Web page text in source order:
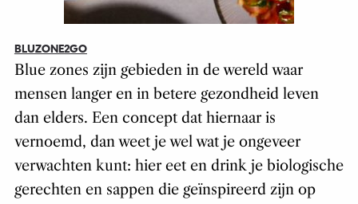
BLUZONE2GO
Blue zones zijn gebieden in de wereld waar
mensen langer en in betere gezondheid leven
dan elders. Een concept dat hiernaar is
vernoemd, dan weet je wel wat je ongeveer
verwachten kunt: hier eet en drink je biologische
gerechten en sappen die geïnspireerd zijn op